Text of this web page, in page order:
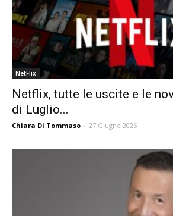
NetFlix
Netflix, tutte le uscite e le
di Luglio...
Chiara Di Tommaso - 27 Giugno 2026